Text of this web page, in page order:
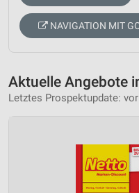
NAVIGATION MIT
Aktuelle Angebote
Letztes Prospektupdate: